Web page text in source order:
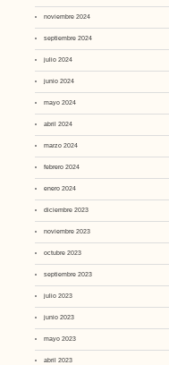
noviembre 2024
septiembre 2024
julio 2024
junio 2024
mayo 2024
abril 2024
marzo 2024
febrero 2024
enero 2024
diciembre 2023
noviembre 2023
octubre 2023
septiembre 2023
julio 2023
junio 2023
mayo 2023
abril 2023